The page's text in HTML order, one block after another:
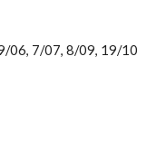
06, 7/07, 8/09, 19/10